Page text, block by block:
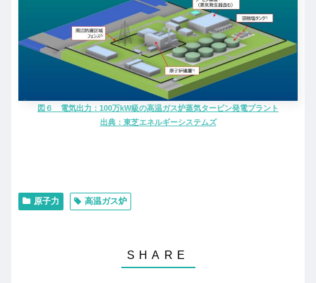
図６ 電気出力：100万kW級の高温ガス炉蒸気タービン発電プラント
出典：東芝エネルギーシステムズ
原子力 高温ガス炉